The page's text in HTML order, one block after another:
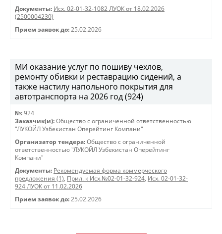
Документы: Исх. 02-01-32-1082 ЛУОК от 18.02.2026
(2500004230)
Прием заявок до: 25.02.2026
МИ оказание услуг по пошиву чехлов,
ремонту обивки и реставрацию сидений, а
также настилу напольного покрытия для
автотранспорта на 2026 год (924)
№: 924
Заказчик(и): Общество с ограниченной ответственностью
"ЛУКОЙЛ Узбекистан Оперейтинг Компани"
Организатор тендера: Общество с ограниченной
ответственностью "ЛУКОЙЛ Узбекистан Оперейтинг
Компани"
Документы: Рекомендуемая форма коммерческого
предложения (1), Прил. к Исх.№02-01-32-924, Исх. 02-01-32-
924 ЛУОК от 11.02.2026
Прием заявок до: 25.02.2026